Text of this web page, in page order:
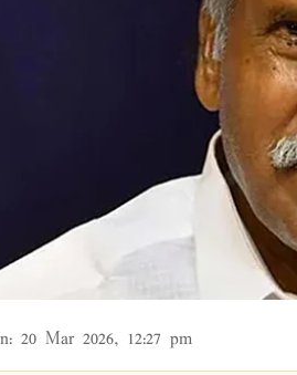
: 20 Mar 2026, 12:27 pm